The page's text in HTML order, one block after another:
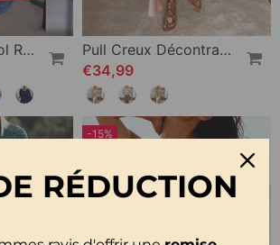
Blouse Plissée Col Rond Uni
Pull Creux Décontracté À Manches Longues Et Col Rond À Fleurs
€34,99
-15%
RÉDUCTION